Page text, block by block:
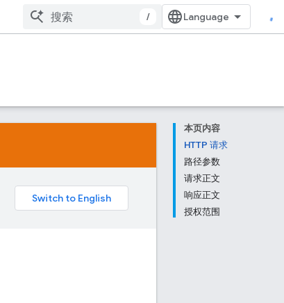
/
本页内容
HTTP 请求
路径参数
请求正文
响应正文
授权范围